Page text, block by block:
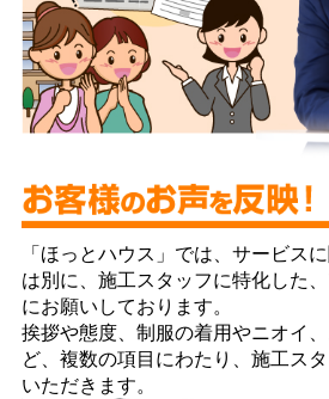
「ほっとハウス」では、サービス
は別に、施工スタッフに特化した
にお願いしております。
挨拶や態度、制服の着用やニオイ
ど、複数の項目にわたり、施工ス
いただきます。